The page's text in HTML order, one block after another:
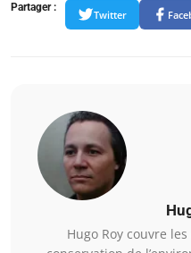
Partager :
Twitter
Hugo Roy couvre